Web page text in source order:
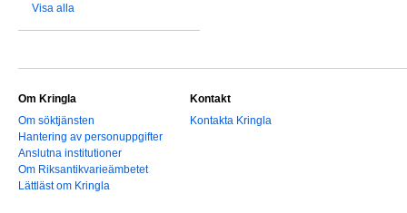
Visa alla
Om Kringla
Om söktjänsten
Hantering av personuppgifter
Anslutna institutioner
Om Riksantikvarieämbetet
Lättläst om Kringla
Kontakt
Kontakta Kringla